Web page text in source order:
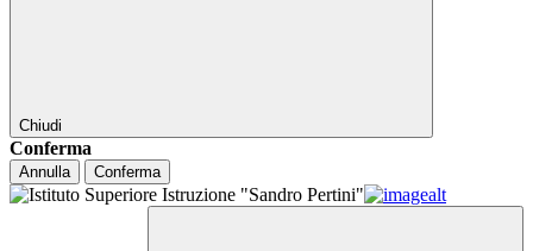
Chiudi
Conferma
Annulla Conferma